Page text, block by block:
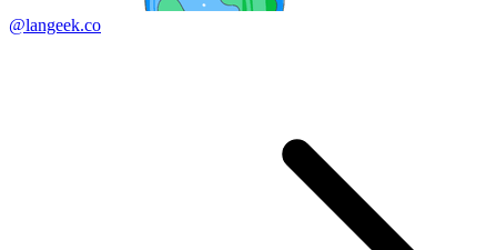
@langeek.co